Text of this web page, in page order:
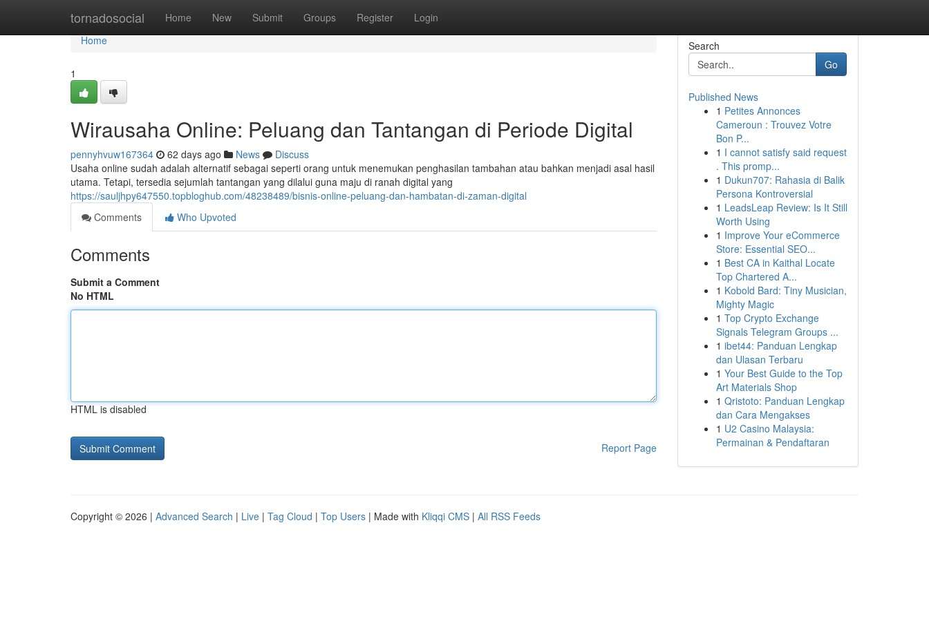
tornadosocial Home New Submit Groups Register Login
Home
Home
1
Wirausaha Online: Peluang dan Tantangan di Periode Digital
pennyhvuw167364 62 days ago News
Discuss
Usaha online sudah adalah alternatif sebagai seperti orang untuk menemukan penghasilan tambahan atau bahkan menjadi asal hasil
utama. Tetapi, tersedia sejumlah tantangan yang dilalui guna maju di ranah digital yang
https://sauljhpy647550.topbloghub.com/48238489/bisnis-online-peluang-dan-hambatan-di-zaman-digital
Comments
Who Upvoted
Comments
Submit a Comment
No HTML
HTML is disabled
Report Page
Search
Go
Published News
1 Petites Annonces
Cameroun : Trouvez Votre
Bon P...
1 I cannot satisfy said request
. This promp...
1 Dukun707: Rahasia di Balik
Persona Kontroversial
1 LeadsLeap Review: Is It Still
Worth Using
1 Improve Your eCommerce
Store: Essential SEO...
1 Best CA in Kaithal Locate
Top Chartered A...
1 Kobold Bard: Tiny Musician,
Mighty Magic
1 Top Crypto Exchange
Signals Telegram Groups ...
1 ibet44: Panduan Lengkap
dan Ulasan Terbaru
1 Your Best Guide to the Top
Art Materials Shop
1 Qristoto: Panduan Lengkap
dan Cara Mengakses
1 U2 Casino Malaysia:
Permainan & Pendaftaran
Copyright © 2026 | Advanced Search | Live | Tag Cloud | Top Users | Made with Kliqqi CMS | All RSS Feeds